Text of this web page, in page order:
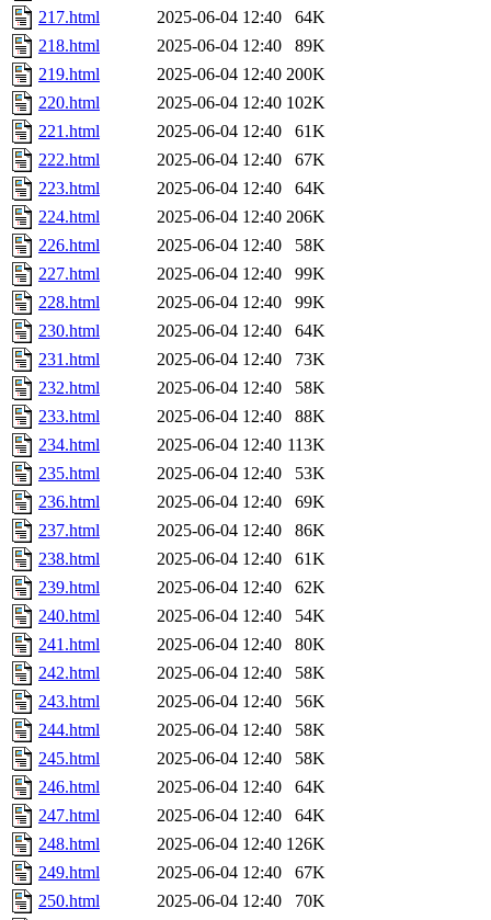
217.html
2025-06-04 12:40
64K
218.html
2025-06-04 12:40
89K
219.html
2025-06-04 12:40 200K
220.html
2025-06-04 12:40 102K
221.html
2025-06-04 12:40
61K
222.html
2025-06-04 12:40
67K
223.html
2025-06-04 12:40
64K
224.html
2025-06-04 12:40 206K
226.html
2025-06-04 12:40
58K
227.html
2025-06-04 12:40
99K
228.html
2025-06-04 12:40
99K
230.html
2025-06-04 12:40
64K
231.html
2025-06-04 12:40
73K
232.html
2025-06-04 12:40
58K
233.html
2025-06-04 12:40
88K
234.html
2025-06-04 12:40 113K
235.html
2025-06-04 12:40
53K
236.html
2025-06-04 12:40
69K
237.html
2025-06-04 12:40
86K
238.html
2025-06-04 12:40
61K
239.html
2025-06-04 12:40
62K
240.html
2025-06-04 12:40
54K
241.html
2025-06-04 12:40
80K
242.html
2025-06-04 12:40
58K
243.html
2025-06-04 12:40
56K
244.html
2025-06-04 12:40
58K
245.html
2025-06-04 12:40
58K
246.html
2025-06-04 12:40
64K
247.html
2025-06-04 12:40
64K
248.html
2025-06-04 12:40 126K
249.html
2025-06-04 12:40
67K
250.html
2025-06-04 12:40
70K